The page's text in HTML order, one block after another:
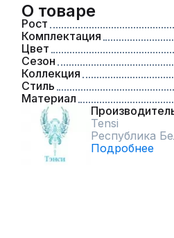
О товаре
Рост
Комплектация
Цвет
Сезон
Коллекция
Стиль
Материал
Tensi
Республика
Подробнее